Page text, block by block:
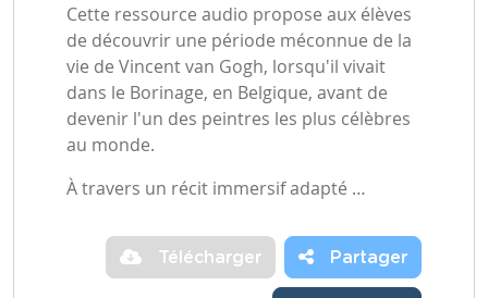
Cette ressource audio propose aux élèves
de découvrir une période méconnue de la
vie de Vincent van Gogh, lorsqu'il vivait
dans le Borinage, en Belgique, avant de
devenir l'un des peintres les plus célèbres
au monde.
À travers un récit immersif adapté …
Télécharger Partager